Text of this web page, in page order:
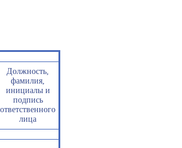
Должность,
фамилия,
инициалы и
подпись
ответственного
лица